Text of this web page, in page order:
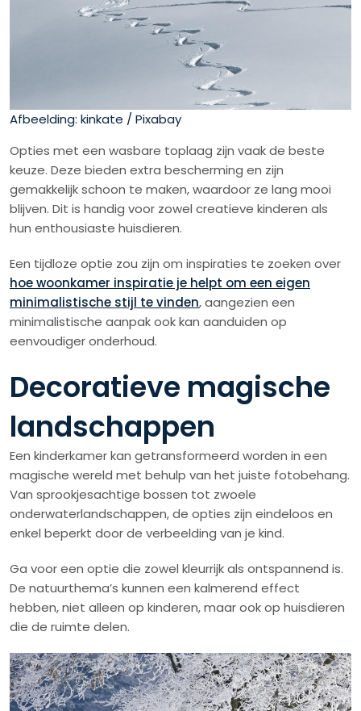
Afbeelding: kinkate / Pixabay
Opties met een wasbare toplaag zijn vaak de beste
keuze. Deze bieden extra bescherming en zijn
gemakkelijk schoon te maken, waardoor ze lang mooi
blijven. Dit is handig voor zowel creatieve kinderen als
hun enthousiaste huisdieren.
Een tijdloze optie zou zijn om inspiraties te zoeken over
hoe woonkamer inspiratie je helpt om een eigen
minimalistische stijl te vinden, aangezien een
minimalistische aanpak ook kan aanduiden op
eenvoudiger onderhoud.
Decoratieve magische
landschappen
Een kinderkamer kan getransformeerd worden in een
magische wereld met behulp van het juiste fotobehang.
Van sprookjesachtige bossen tot zwoele
onderwaterlandschappen, de opties zijn eindeloos en
enkel beperkt door de verbeelding van je kind.
Ga voor een optie die zowel kleurrijk als ontspannend is.
De natuurthema’s kunnen een kalmerend effect
hebben, niet alleen op kinderen, maar ook op huisdieren
die de ruimte delen.